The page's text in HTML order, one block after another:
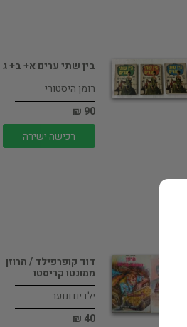
בין שתי ערים א+ ב+ ג
רומן היסטורי
90 ₪
רכישה ישירה
דוד קופרפילד / הרוזן
ממונטו קריסטו
ילדים ונוער
40 ₪